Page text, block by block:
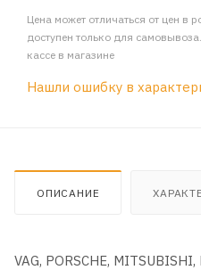
Цена может отличаться от цен в
доступен только для
кассе в магазине
Нашли ошибку в
ОПИСАНИЕ
VAG, PORSCHE,